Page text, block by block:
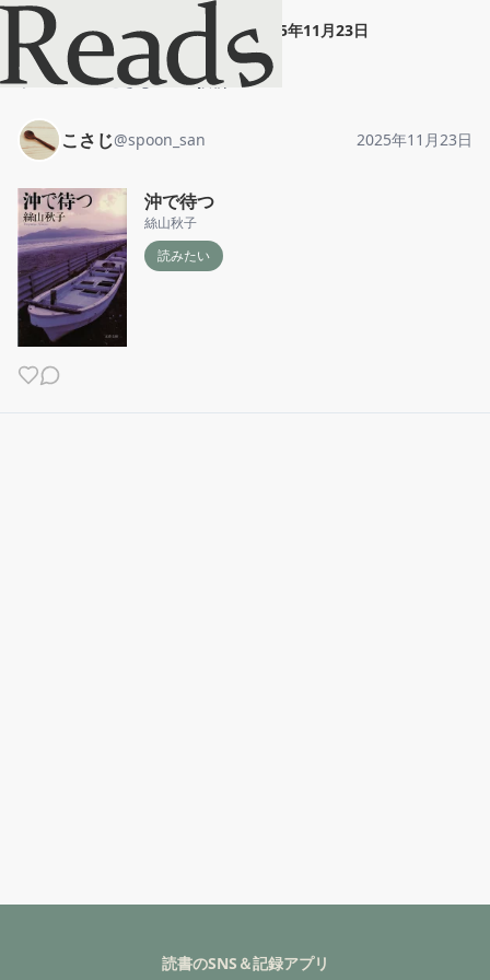
こさじ "沖で待つ" 2025年11月23日
ホーム こさじ 投稿
こさじ@spoon_san 2025年11月23日
沖で待つ
絲山秋子
読みたい
読書のSNS＆記録アプリ